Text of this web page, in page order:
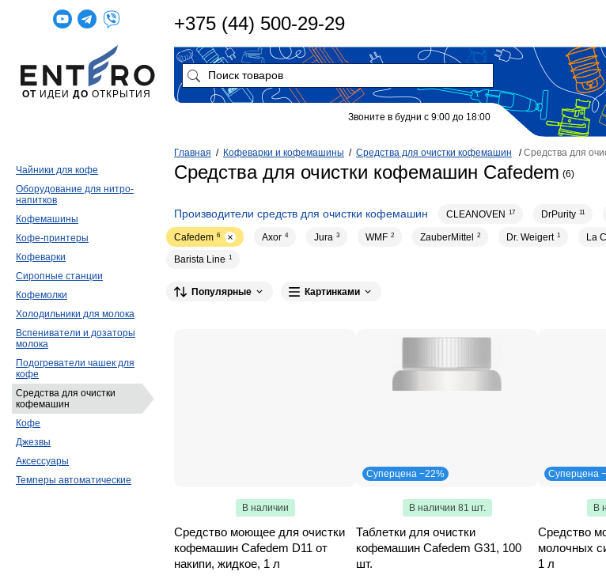
Главная / Кофеварки и кофемашины / Средства для очистки кофемашин /Средства для
Средства для очистки кофемашин Cafedem (6)
Производители средств для очистки кофемашин CLEANOVEN 17 DrPurity 11
Cafedem 6 Axor 4 Jura 3 WMF 2 ZauberMittel 2 Dr. Weigert 1 La
Barista Line 1
Популярные Картинками
В наличии
Средство моющее для очистки
кофемашин Cafedem D11 от
накипи, жидкое, 1 л
Суперцена −22%
В наличии 81 шт.
Таблетки для очистки
кофемашин Cafedem G31, 100
шт.
Суперцена
В
Средство
молочных
1 л
Чайники для кофе
Оборудование для нитро-
напитков
Кофемашины
Кофе-принтеры
Кофеварки
Сиропные станции
Кофемолки
Холодильники для молока
Вспениватели и дозаторы
молока
Подогреватели чашек для
кофе
Средства для очистки
кофемашин
Кофе
Джезвы
Аксессуары
Темперы автоматические
ОТ ИДЕИ ДО ОТКРЫТИЯ
+375 (44) 500-29-29
Звоните в будни с 9:00 до 18:00